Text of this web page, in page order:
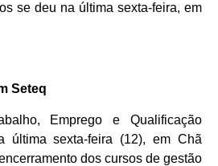
se deu na última sexta-feira, em
Seteq
Emprego e Qualificação
última sexta-feira (12), em Chã
dos cursos de gestão